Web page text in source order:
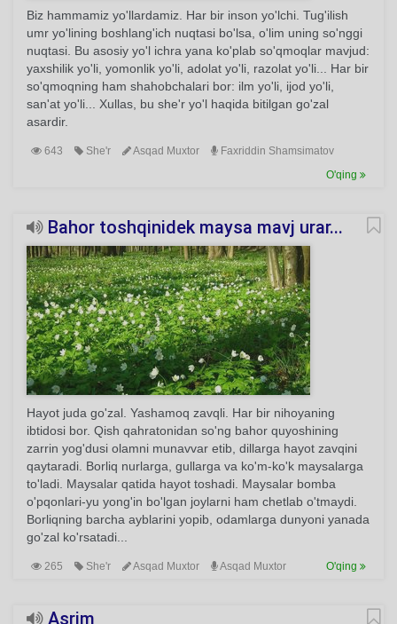
Biz hammamiz yo'llardamiz. Har bir inson yo'lchi. Tug'ilish
umr yo'lining boshlang'ich nuqtasi bo'lsa, o'lim uning so'nggi
nuqtasi. Bu asosiy yo'l ichra yana ko'plab so'qmoqlar mavjud:
yaxshilik yo'li, yomonlik yo'li, adolat yo'li, razolat yo'li... Har bir
so'qmoqning ham shahobchalari bor: ilm yo'li, ijod yo'li,
san'at yo'li... Xullas, bu she'r yo'l haqida bitilgan go'zal
asardir.
643 She'r Asqad Muxtor
Faxriddin Shamsimatov
O'qing
Bahor toshqinidek maysa mavj urar...
Hayot juda go'zal. Yashamoq zavqli. Har bir nihoyaning
ibtidosi bor. Qish qahratonidan so'ng bahor quyoshining
zarrin yog'dusi olamni munavvar etib, dillarga hayot zavqini
qaytaradi. Borliq nurlarga, gullarga va ko'm-ko'k maysalarga
to'ladi. Maysalar qatida hayot toshadi. Maysalar bomba
o'pqonlari-yu yong'in bo'lgan joylarni ham chetlab o'tmaydi.
Borliqning barcha ayblarini yopib, odamlarga dunyoni yanada
go'zal ko'rsatadi...
265 She'r Asqad Muxtor Asqad Muxtor O'qing
Asrim